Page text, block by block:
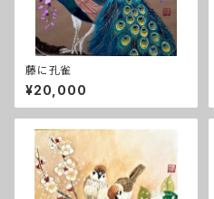
藤に孔雀
¥20,000